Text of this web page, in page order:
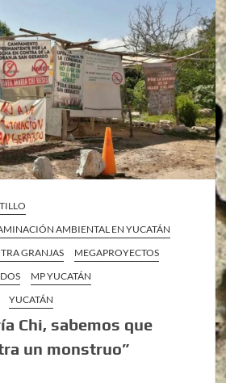
AMBIENTAL EN YUCATÁN
GRANJAS
MEGAPROYECTOS
MP YUCATÁN
YUCATÁN
Chi, sabemos que
un monstruo”